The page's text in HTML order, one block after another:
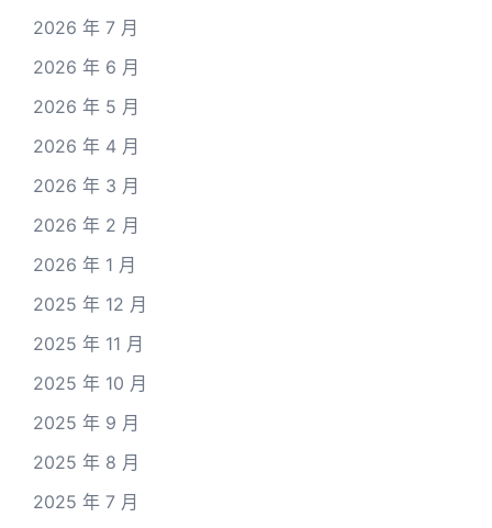
2026 年 7 月
2026 年 6 月
2026 年 5 月
2026 年 4 月
2026 年 3 月
2026 年 2 月
2026 年 1 月
2025 年 12 月
2025 年 11 月
2025 年 10 月
2025 年 9 月
2025 年 8 月
2025 年 7 月